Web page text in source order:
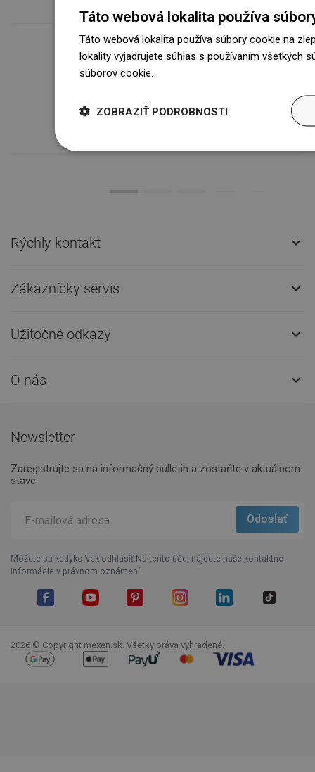
Dostupnosť tovaru
modernom sklade.Vždy pripravený na
Rýchly kontakt 
Zákaznícky servis 
Užitočné odkazy 
O nás 
Newsletter
Zaregistrujte sa na informačný bulletin a zostaňte v aktuálnom
stave.
Môžete sa kedykoľvek odhlásiť.Na tento účel nájdete naše kontaktné
informácie v právnom oznámení.
2026 © Copyright mexen.sk. Všetky práva vyhradené.
Táto webová lokalita používa
Táto webová lokalita používa súbory cookie na
lokality vyjadrujete súhlas s používaním všetkých
súborov cookie.
ZOBRAZIŤ PODROBNOSTI